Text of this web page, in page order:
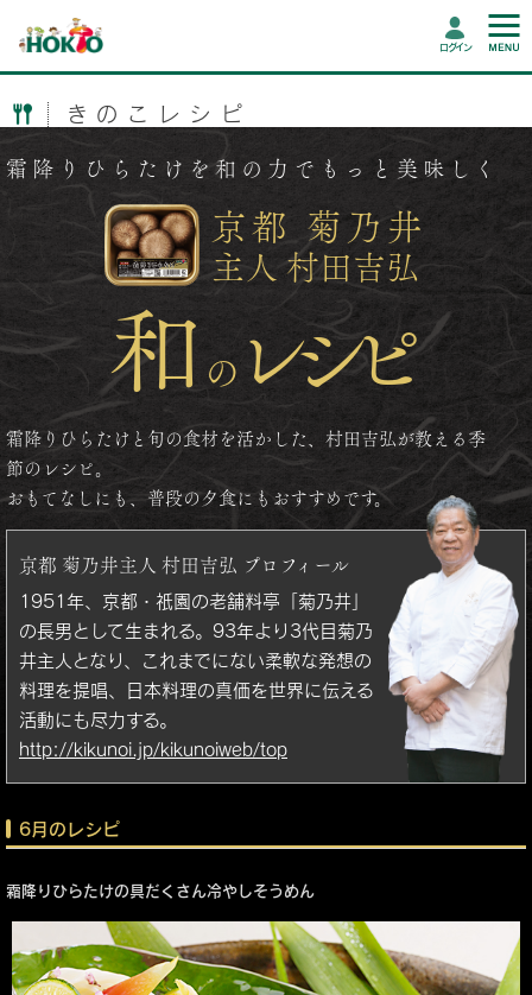
ログイン
きのこレシピ
霜降りひらたけを和の力でもっと美味しく
京都 菊乃井
主人 村田吉弘
和のレシピ
霜降りひらたけと旬の食材を活かした、村田吉弘が教える季
節のレシピ。
おもてなしにも、普段の夕食にもおすすめです。
京都 菊乃井主人 村田吉弘 プロフィール
1951年、京都・祇園の老舗料亭「菊乃井」
の長男として生まれる。93年より3代目菊乃
井主人となり、これまでにない柔軟な発想の
料理を提唱、日本料理の真価を世界に伝える
活動にも尽力する。
http://kikunoi.jp/kikunoiweb/top
6月のレシピ
霜降りひらたけの具だくさん冷やしそうめん